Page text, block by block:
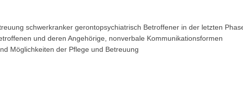
schwerkranker gerontopsychiatrisch Betroffener in der letzten
und deren Angehörige, nonverbale Kommunikationsformen
Möglichkeiten der Pflege und Betreuung